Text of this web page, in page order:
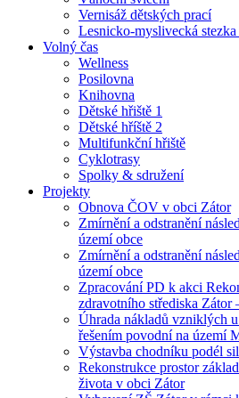
Vernisáž dětských prací
Lesnicko-myslivecká
Volný čas
Wellness
Posilovna
Knihovna
Dětské hřiště 1
Dětské hříště 2
Multifunkční hřiště
Cyklotrasy
Spolky & sdružení
Projekty
Obnova ČOV v obci Zátor
Zmírnění a odstranění
území obce
Zmírnění a odstranění
území obce
Zpracování PD k akci
zdravotního střediska Zátor
Úhrada nákladů vzniklých
řešením povodní na území
Výstavba chodníku podél
Rekonstrukce prostor
života v obci Zátor